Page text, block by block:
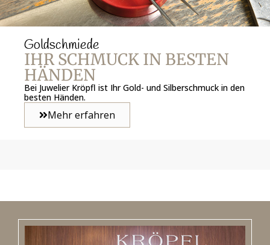
Goldschmiede
IHR SCHMUCK IN BESTEN
HÄNDEN
Bei Juwelier Kröpfl ist Ihr Gold- und Silberschmuck in den
besten Händen.
Mehr erfahren